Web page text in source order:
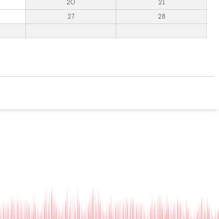
20
21
27
28